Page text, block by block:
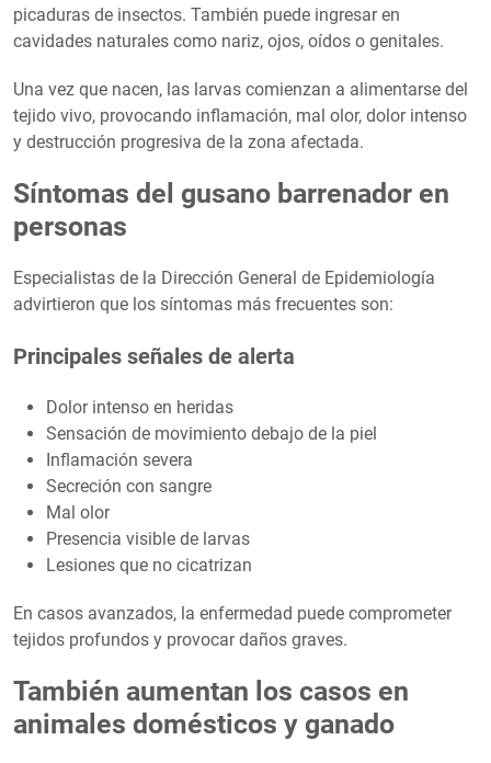
picaduras de insectos. También puede ingresar en
cavidades naturales como nariz, ojos, oídos o genitales.
Una vez que nacen, las larvas comienzan a alimentarse del
tejido vivo, provocando inflamación, mal olor, dolor intenso
y destrucción progresiva de la zona afectada.
Síntomas del gusano barrenador en
personas
Especialistas de la Dirección General de Epidemiología
advirtieron que los síntomas más frecuentes son:
Principales señales de alerta
Dolor intenso en heridas
Sensación de movimiento debajo de la piel
Inflamación severa
Secreción con sangre
Mal olor
Presencia visible de larvas
Lesiones que no cicatrizan
En casos avanzados, la enfermedad puede comprometer
tejidos profundos y provocar daños graves.
También aumentan los casos en
animales domésticos y ganado